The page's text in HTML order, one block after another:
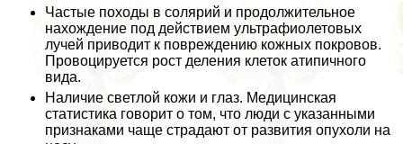
Частые походы в солярий и продолжительное
нахождение под действием ультрафиолетовых
лучей приводит к повреждению кожных покровов.
Провоцируется рост деления клеток атипичного
вида.
Наличие светлой кожи и глаз. Медицинская
статистика говорит о том, что люди с указанными
признаками чаще страдают от развития опухоли на